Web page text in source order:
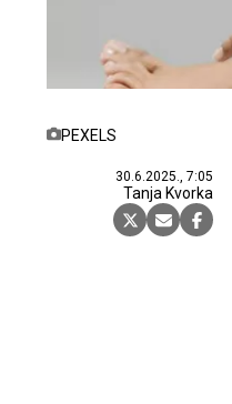
PEXELS
30.6.2025., 7:05
Tanja Kvorka